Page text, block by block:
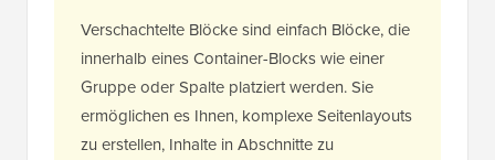
Verschachtelte Blöcke sind einfach Blöcke, die
innerhalb eines Container-Blocks wie einer
Gruppe oder Spalte platziert werden. Sie
ermöglichen es Ihnen, komplexe Seitenlayouts
zu erstellen, Inhalte in Abschnitte zu